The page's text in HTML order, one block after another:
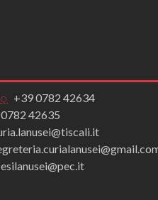
+39 0782 42634
42635